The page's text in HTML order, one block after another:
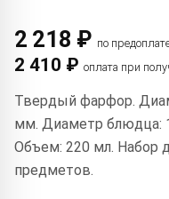
2 218 ₽ по
2 410 ₽ оплата при
Твердый фарфор.
мм. Диаметр блюдца:
Объем: 220 мл. Набор
предметов.